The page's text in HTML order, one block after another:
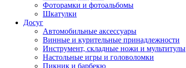
Фоторамки и фотоальбомы
Шкатулки
Досуг
Автомобильные аксессуары
Винные и курительные принадлежности
Инструмент, складные ножи и мультитулы
Настольные игры и головоломки
Пикник и барбекю